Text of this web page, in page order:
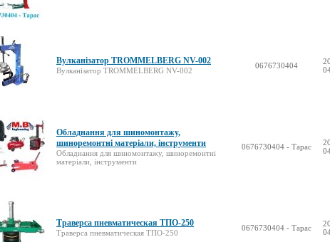
Вулканізатор TROMMELBERG NV-002
Вулканізатор TROMMELBERG NV-002
0676730404
Обладнання для шиномонтажу,
шиноремонтні матеріали, інструменти
Обладнання для шиномонтажу, шиноремонтні
матеріали, інструменти
0676730404 - Тарас
Траверса пневматическая ТПО-250
Траверса пневматическая ТПО-250
0676730404 - Тарас